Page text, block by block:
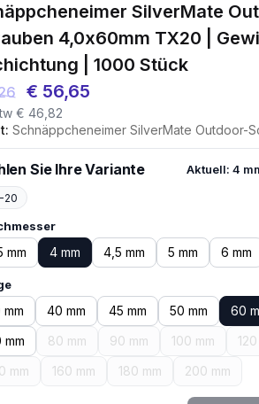
SilverMate
4,0x60mm TX20 |
| 1000 Stück
Ursprünglicher
Preis
war:
€ 63,26
€ 56,65Aktueller
ist:
€ 56,65.
€ 46,82
Schnäppcheneimer SilverMate Outdoor-Schrauben 4,0x60mm TX20 | Gewinde AR-
Sie Ihre Variante Aktuell: 4
20
mm 4 mm 4,5 mm 5 mm 6 mm
mm 40 mm 45 mm 50 mm
60
mm
80 mm 90 mm 100 mm
mm
160 mm 180 mm 200 mm